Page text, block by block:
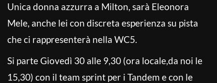
Unica donna azzurra a Milton, sarà Eleonora
Mele, anche lei con discreta esperienza su pista
che ci rappresenterà nella WC5.
Si parte Giovedì 30 alle 9,30 (ora locale,da noi le
15,30) con il team sprint per i Tandem e con le